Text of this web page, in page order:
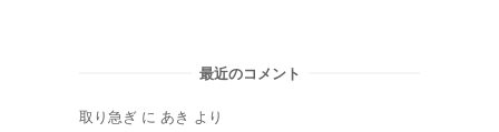
最近のコメント
取り急ぎ に あき より